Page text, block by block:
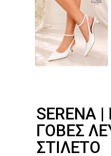
SERENA
ΓΌΒΕΣ
ΣΤΙΛΈΤΟ